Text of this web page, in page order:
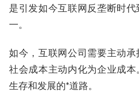
是引发如今互联网反垄断时
一。
如今，互联网公司需要主动
社会成本主动内化为企业成
生存和发展的*道路。